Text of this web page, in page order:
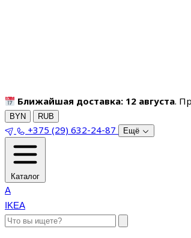
Ближайшая доставка: 12 августа.
BYN RUB
+375 (29) 632-24-87 Ещё
Каталог
A
IKEA